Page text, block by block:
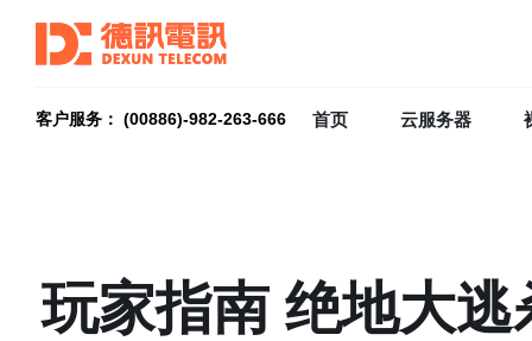
客户服务： (00886)-982-263-666 首页 云服务器
玩家指南 绝地大